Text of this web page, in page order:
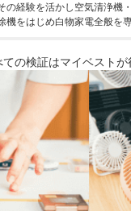
の経験を活かし空気清浄機
機をはじめ白物家電全般
さまでひとつひとつ丁寧に
）のプロフィール
ての検証はマイベスト